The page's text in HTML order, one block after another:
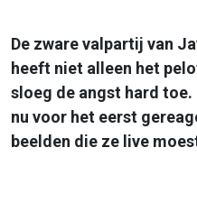
De zware valpartij van
heeft niet alleen het
sloeg de angst hard
nu voor het eerst
beelden die ze live